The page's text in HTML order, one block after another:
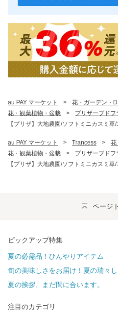
au PAY マーケット > 花・ガーデン・
花・観葉植物・盆栽
> プリザーブドフ
【プリザ】大地農園/ソフトミニカスミ
au PAY マーケット > Trancess > 花
花・観葉植物・盆栽
> プリザーブドフ
【プリザ】大地農園/ソフトミニカスミ
ページ
ピックアップ特集
夏の必需品！ひんやりアイテム
旬の美味しさをお届け！夏の瑞々
夏の挨拶、まだ間に合います。
注目のカテゴリ